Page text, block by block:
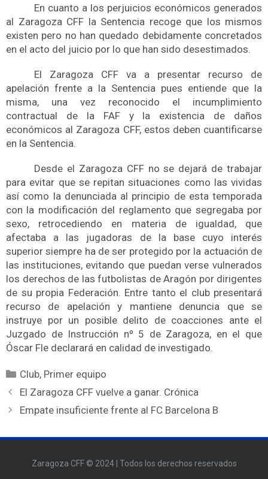
En cuanto a los perjuicios económicos generados
al Zaragoza CFF la Sentencia recoge que los mismos
existen pero no han quedado debidamente concretados
en el acto del juicio por lo que han sido desestimados.
El Zaragoza CFF va a presentar recurso de
apelación frente a la Sentencia pues entiende que la
misma, una vez reconocido el incumplimiento
contractual de la FAF y la existencia de daños
económicos al Zaragoza CFF, estos deben cuantificarse
en la Sentencia.
Desde el Zaragoza CFF no se dejará de trabajar
para evitar que se repitan situaciones como las vividas
así como la denunciada al principio de esta temporada
con la modificación del reglamento que segregaba por
sexo, retrocediendo en materia de igualdad, que
afectaba a las jugadoras de la base cuyo interés
superior siempre ha de ser protegido por la actuación de
las instituciones, evitando que puedan verse vulnerados
los derechos de las futbolistas de Aragón por dirigentes
de su propia Federación. Entre tanto el club presentará
recurso de apelación y mantiene denuncia que se
instruye por un posible delito de coacciones ante el
Juzgado de Instrucción nº 5 de Zaragoza, en el que
Óscar Fle declarará en calidad de investigado.
Club, Primer equipo
El Zaragoza CFF vuelve a ganar. Crónica
Empate insuficiente frente al FC Barcelona B
Zaragoza CFF © 2024 | Todos los derechos reservados